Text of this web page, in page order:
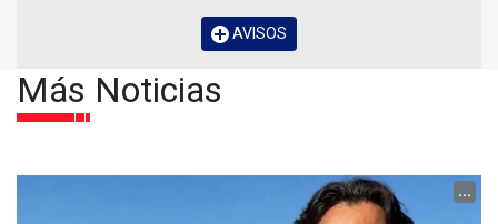
AVISOS
Más Noticias
...